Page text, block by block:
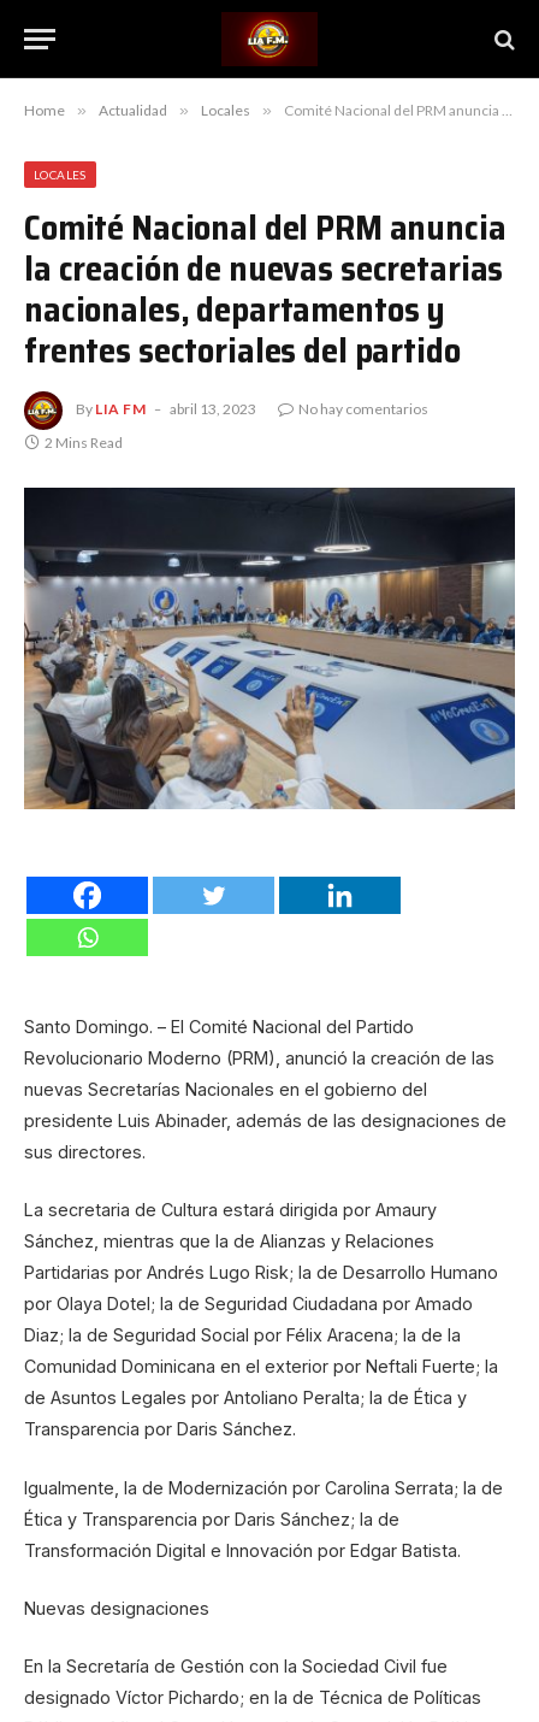
Home » Actualidad » Locales » Comité Nacional del PRM anuncia la creación de nuevas secretarias nacionales, departamentos y frentes sectoriales del partido
LOCALES
Comité Nacional del PRM anuncia
la creación de nuevas secretarias
nacionales, departamentos y
frentes sectoriales del partido
By LIA FM abril 13, 2023
No hay comentarios
2 Mins Read
Santo Domingo. – El Comité Nacional del Partido
Revolucionario Moderno (PRM), anunció la creación de las
nuevas Secretarías Nacionales en el gobierno del
presidente Luis Abinader, además de las designaciones de
sus directores.
La secretaria de Cultura estará dirigida por Amaury
Sánchez, mientras que la de Alianzas y Relaciones
Partidarias por Andrés Lugo Risk; la de Desarrollo Humano
por Olaya Dotel; la de Seguridad Ciudadana por Amado
Diaz; la de Seguridad Social por Félix Aracena; la de la
Comunidad Dominicana en el exterior por Neftali Fuerte; la
de Asuntos Legales por Antoliano Peralta; la de Ética y
Transparencia por Daris Sánchez.
Igualmente, la de Modernización por Carolina Serrata; la de
Ética y Transparencia por Daris Sánchez; la de
Transformación Digital e Innovación por Edgar Batista.
Nuevas designaciones
En la Secretaría de Gestión con la Sociedad Civil fue
designado Víctor Pichardo; en la de Técnica de Políticas